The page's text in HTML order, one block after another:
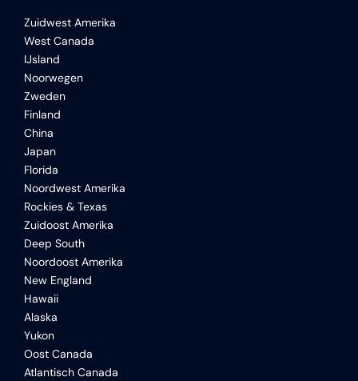
Zuidwest Amerika
West Canada
IJsland
Noorwegen
Zweden
Finland
China
Japan
Florida
Noordwest Amerika
Rockies & Texas
Zuidoost Amerika
Deep South
Noordoost Amerika
New England
Hawaii
Alaska
Yukon
Oost Canada
Atlantisch Canada